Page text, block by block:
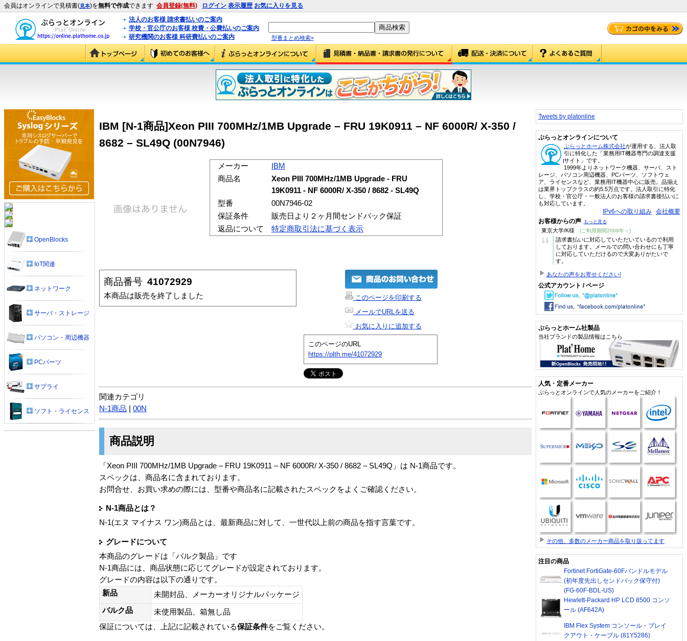
会員はオンラインで見積書(見本)を無料で作成できます 会員登録(無料) ログイン 表示履歴 お気に入りを見る
法人のお客様 請求書払いのご案内
学校・官公庁のお客様 校費・公費払いのご案内
研究機関のお客様 科研費払いのご案内
型番まとめ検索»
IBM [N-1商品]Xeon PIII 700MHz/1MB Upgrade – FRU 19K0911 – NF 6000R/ X-350 /
8682 – SL49Q (00N7946)
メーカー
IBM
商品名
Xeon PIII 700MHz/1MB Upgrade - FRU
19K0911 - NF 6000R/ X-350 / 8682 - SL49Q
型番
00N7946-02
保証条件
販売日より２ヶ月間センドバック保証
返品について
特定商取引法に基づく表示
商品番号 41072929
本商品は販売を終了しました
このページを印刷する
メールでURLを送る
お気に入りに追加する
このページのURL
https://plth.me/41072929
関連カテゴリ
N-1商品
00N
商品説明
「Xeon PIII 700MHz/1MB Upgrade – FRU 19K0911 – NF 6000R/ X-350 / 8682 – SL49Q」は N-1商品です。
スペックは、商品名に含まれております。
お問合せ、お買い求めの際には、型番や商品名に記載されたスペックをよくご確認ください。
N-1商品とは？
N-1(エヌ マイナス ワン)商品とは、最新商品に対して、一世代以上前の商品を指す言葉です。
グレードについて
本商品のグレードは「バルク製品」です
N-1商品には、商品状態に応じてグレードが設定されております。
グレードの内容は以下の通りです。
新品
未開封品、メーカーオリジナルパッケージ
バルク品
未使用製品、箱無し品
保証については、上記に記載されている保証条件をご覧ください。
OpenBlocks
IoT関連
ネットワーク
サーバ・ストレージ
パソコン・周辺機器
PCパーツ
サプライ
ソフト・ライセンス
Tweets by platonline
ぷらっとオンラインについて
ぷらっとホーム株式会社が運用する、法人取
引に特化した「業務用IT機器専門の調達支援
サイト」です。
1999年よりネットワーク機器、サーバ、スト
レージ、パソコン周辺機器、PCパーツ、ソフトウェ
ア、ライセンスなど、業務用IT機器中心に販売。品揃え
は業界トップクラスの約5.5万点です。法人取引に特化
し、学校・官公庁・一般法人のお客様の請求書後払いに
も対応しています。
IPv6への取り組み 会社概要
お客様からの声 もっと見る
東京大学/K様 (ご利用期間2009年～)
“
請求書払いに対応していただいているので利用
しております。メールでの問い合わせにも丁寧
に対応していただけるので大変ありがたいで
す。
あなたの声をお寄せください!
公式アカウント / ページ
ぷらっとホーム社製品
当社ブランドの製品情報はこちら
人気・定番メーカー
ぷらっとオンラインで人気のメーカーをご紹介！
その他、多数のメーカー商品を取り扱ってます
注目の商品
Fortinet FortiGate-60Fバンドルモデル
(初年度先出しセンドバック保守付)
(FG-60F-BDL-US)
Hewlett-Packard HP LCD 8500 コンソ
ール (AF642A)
IBM Flex System コンソール・ブレイ
クアウト・ケーブル (81Y5286)